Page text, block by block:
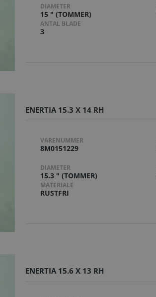
DIAMETER
15 " (TOMMER)
ANTAL BLADE
3
ENERTIA 15.3 X 14 RH
VARENUMMER
8M0151229
DIAMETER
15.3 " (TOMMER)
MATERIALE
RUSTFRI
ENERTIA 15.6 X 13 RH